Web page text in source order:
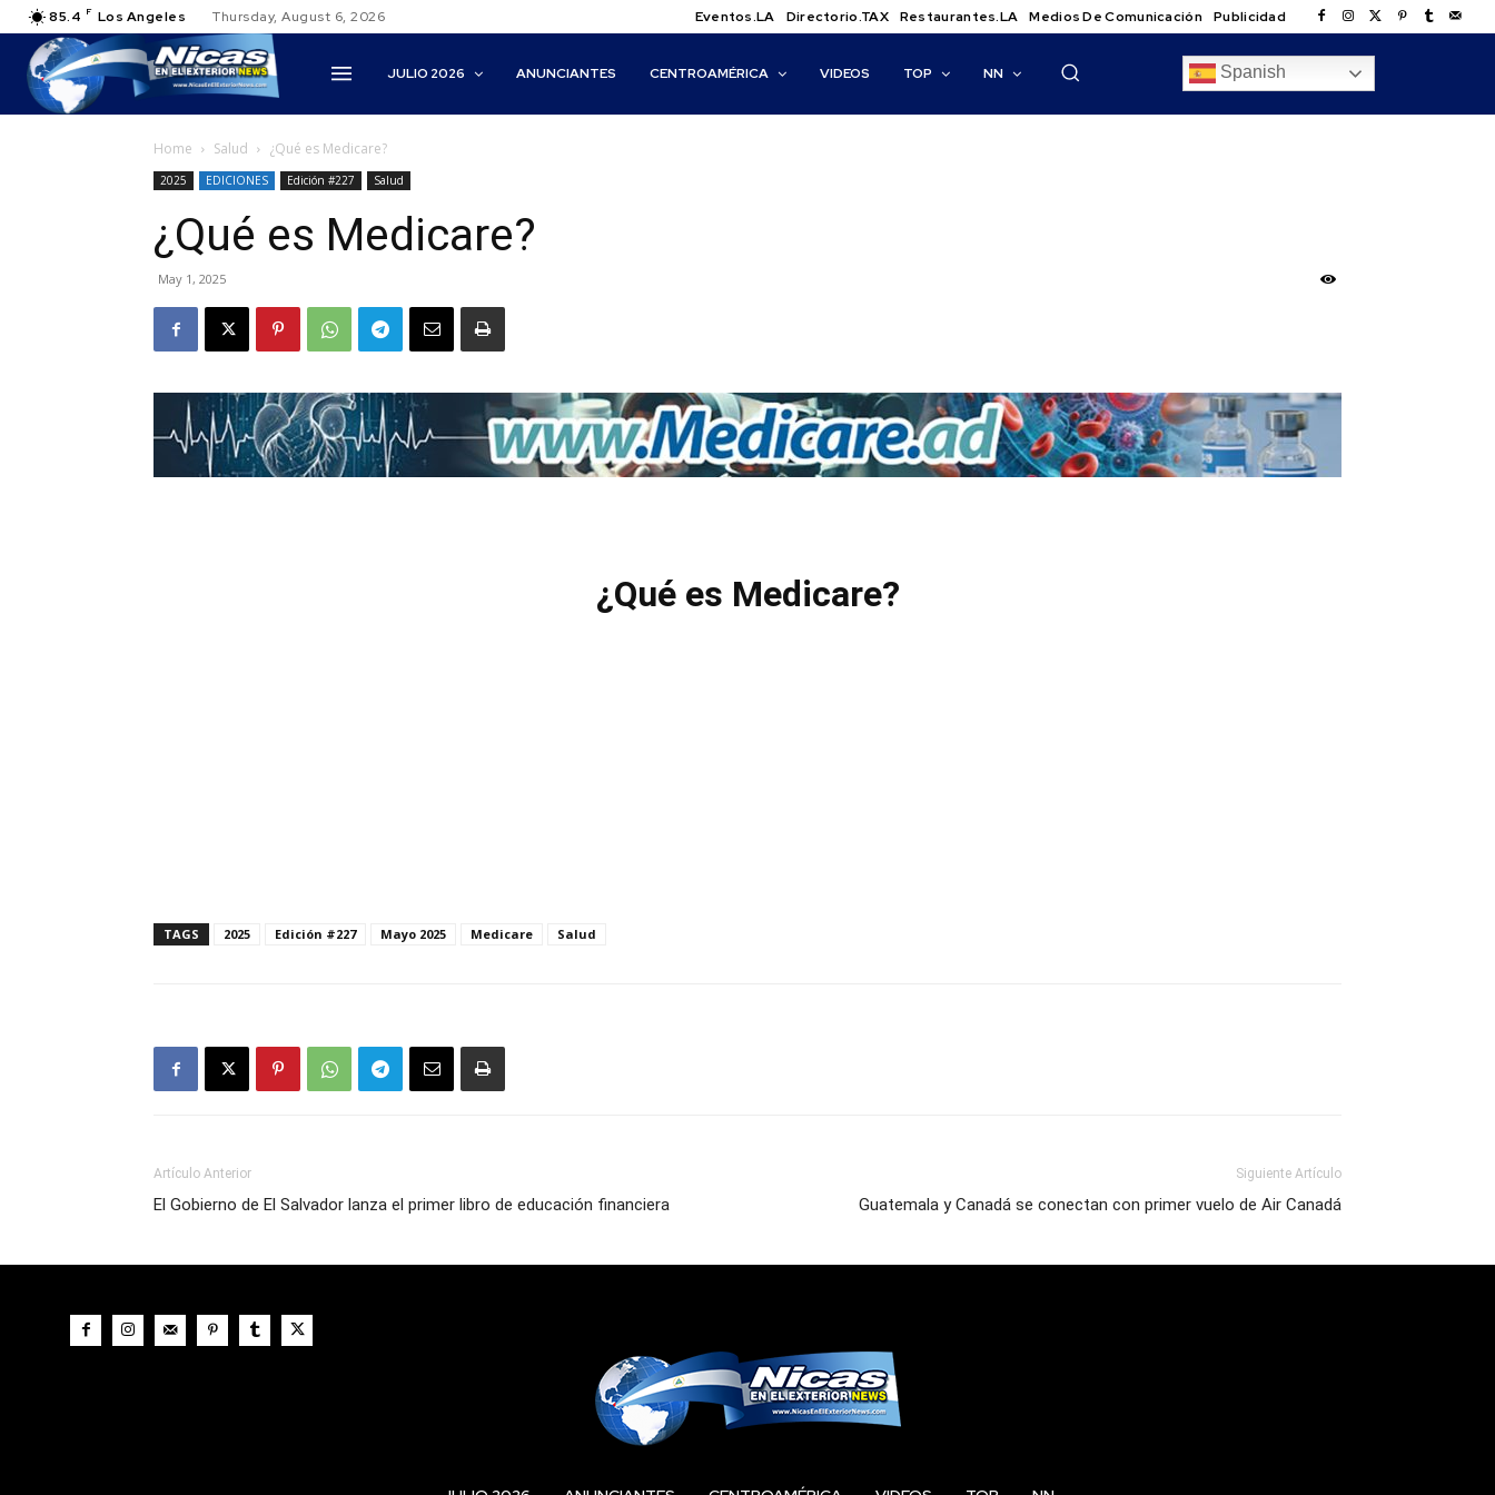
85.4 F Los Angeles Thursday, August 6, 2026 Eventos.LA Directorio.TAX Restaurantes.LA Medios De Comunicación Publicidad
JULIO 2026 ANUNCIANTES CENTROAMÉRICA VIDEOS TOP NN
Home Salud ¿Qué es Medicare?
2025 EDICIONES Edición #227 Salud
¿Qué es Medicare?
May 1, 2025
¿Qué es Medicare?
TAGS 2025 Edición #227 Mayo 2025 Medicare Salud
Artículo Anterior
El Gobierno de El Salvador lanza el primer libro de educación financiera
Siguiente Artículo
Guatemala y Canadá se conectan con primer vuelo de Air Canadá
Spanish